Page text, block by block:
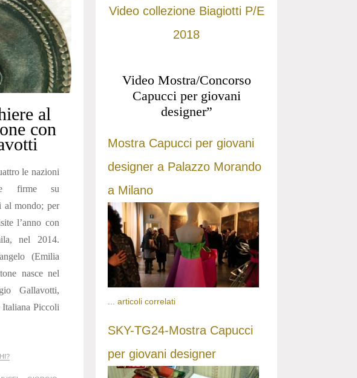
al
con
le nazioni
firme su
al mondo; per
l’anno con
nel 2014.
(Emilia
nasce nel
Gallavotti,
Italiana Piccoli
Video collezione Biagiotti P/E
2018
Video Mostra/Concorso
Capucci per giovani
designer”
Mostra Capucci per giovani
designer a Palazzo Morando
a Milano
articoli correlati
SKY-TG24-Mostra Capucci
per giovani designer